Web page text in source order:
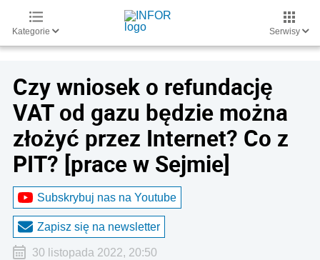
Kategorie Serwisy
Czy wniosek o refundację
VAT od gazu będzie można
złożyć przez Internet? Co z
PIT? [prace w Sejmie]
Subskrybuj nas na Youtube
Zapisz się na newsletter
30 listopada 2022, 20:50